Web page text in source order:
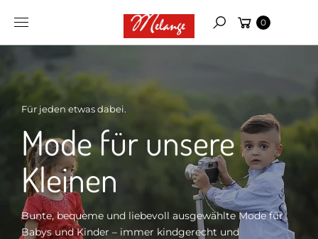
Inhalt
springen
Suchen
Warenkorb
0
Für jeden etwas dabei.
Mode für unsere
Kleinen
Bunte, bequeme und liebevoll ausgewählte Mode für
Babys und Kinder – immer kindgerecht und